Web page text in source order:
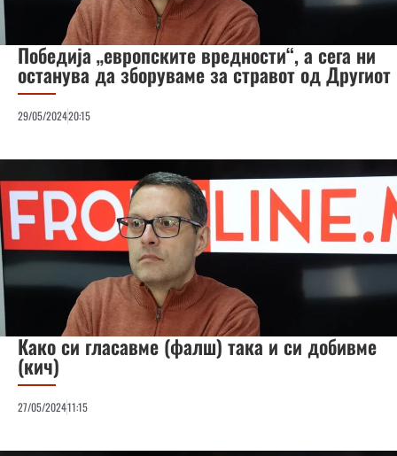
Победија „европските вредности“, а сега ни
останува да зборуваме за стравот од Другиот
29/05/202420:15
Како си гласавме (фалш) така и си добивме
(кич)
27/05/202411:15